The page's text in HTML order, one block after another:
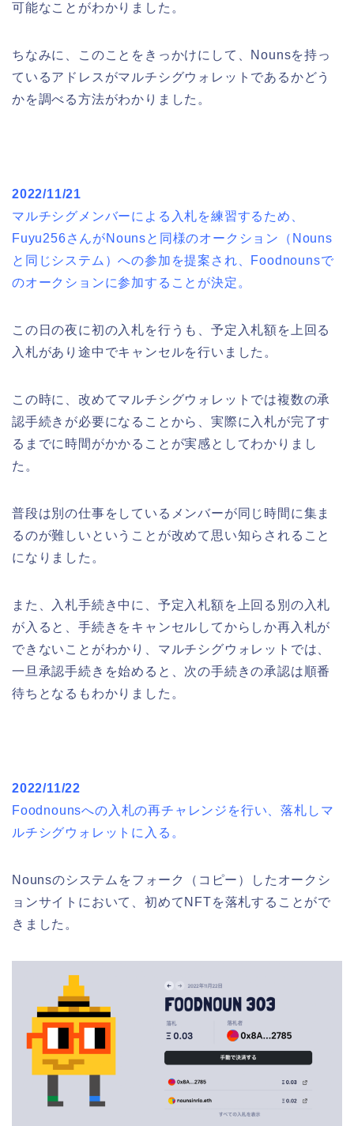
可能なことがわかりました。
ちなみに、このことをきっかけにして、Nounsを持っ
ているアドレスがマルチシグウォレットであるかどう
かを調べる方法がわかりました。
2022/11/21
マルチシグメンバーによる入札を練習するため、
Fuyu256さんがNounsと同様のオークション（Nouns
と同じシステム）への参加を提案され、Foodnounsで
のオークションに参加することが決定。
この日の夜に初の入札を行うも、予定入札額を上回る
入札があり途中でキャンセルを行いました。
この時に、改めてマルチシグウォレットでは複数の承
認手続きが必要になることから、実際に入札が完了す
るまでに時間がかかることが実感としてわかりまし
た。
普段は別の仕事をしているメンバーが同じ時間に集ま
るのが難しいということが改めて思い知らされること
になりました。
また、入札手続き中に、予定入札額を上回る別の入札
が入ると、手続きをキャンセルしてからしか再入札が
できないことがわかり、マルチシグウォレットでは、
一旦承認手続きを始めると、次の手続きの承認は順番
待ちとなるもわかりました。
2022/11/22
Foodnounsへの入札の再チャレンジを行い、落札しマ
ルチシグウォレットに入る。
Nounsのシステムをフォーク（コピー）したオークシ
ョンサイトにおいて、初めてNFTを落札することがで
きました。